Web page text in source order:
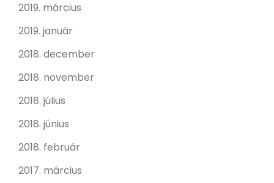
2019. március
2019. január
2018. december
2018. november
2018. július
2018. június
2018. február
2017. március